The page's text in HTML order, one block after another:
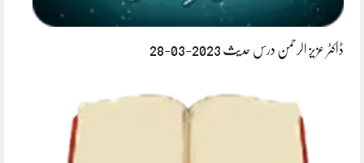
ڈاکٹر عزیز الرحمن درس حدیث 2023-03-28